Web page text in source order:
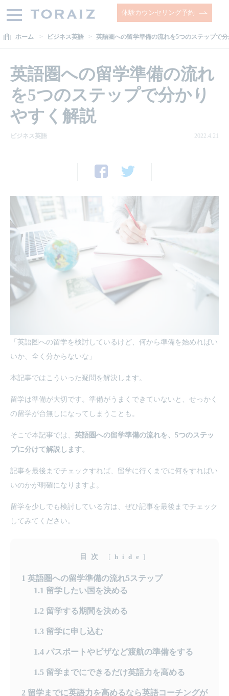
体験カウンセリング予約
ホーム ビジネス英語 英語圏への留学準備の流れを5つのステップで
英語圏への留学準備の流れ
を5つのステップで分かり
やすく解説
ビジネス英語 2022.4.21
「英語圏への留学を検討しているけど、何から準備を始めればい
いか、全く分からないな」
本記事ではこういった疑問を解決します。
留学は準備が大切です。準備がうまくできていないと、せっかく
の留学が台無しになってしまうことも。
そこで本記事では、 英語圏への留学準備の流れを、5つのステッ
プに分けて解説します。
記事を最後までチェックすれば、留学に行くまでに何をすればい
いのかが明確になりますよ。
留学を少しでも検討している方は、ぜひ記事を最後までチェック
してみてください。
目次 [ hide ]
1 英語圏への留学準備の流れ5ステップ
1.1 留学したい国を決める
1.2 留学する期間を決める
1.3 留学に申し込む
1.4 パスポートやビザなど渡航の準備をする
1.5 留学までにできるだけ英語力を高める
2 留学までに英語力を高めるなら英語コーチングが